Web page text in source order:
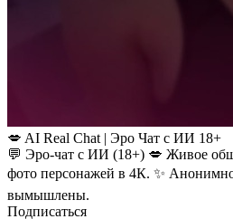
💋 AI Real Chat | Эро Чат с ИИ 18+
💬 Эро-чат с ИИ (18+) 💋 Живое
фото персонажей в 4К. ✨
вымышлены.
Подписаться